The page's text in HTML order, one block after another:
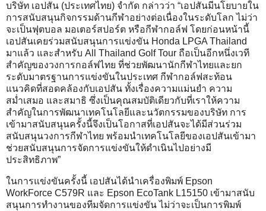
บริษัท เอปสัน (ประเทศไทย) จำกัด กล่าวว่า “เอปสันมีนโยบายใน
การสนับสนุนกิจกรรมด้านกีฬาอย่างต่อเนื่องในระดับโลก ไม่ว่า
จะเป็นฟุตบอล มอเตอร์สปอร์ต หรือกีฬากอล์ฟ โดยก่อนหน้านี้
เอปสันเคยร่วมสนับสนุนการแข่งขัน Honda LPGA Thailand
มาแล้ว และสำหรับ All Thailand Golf Tour ถือเป็นอีกหนึ่งเวที
สำคัญของวงการกอล์ฟไทย ที่ช่วยพัฒนานักกีฬาไทยและยก
ระดับมาตรฐานการแข่งขันในประเทศ กีฬากอล์ฟสะท้อน
แนวคิดที่สอดคล้องกับเอปสัน ทั้งเรื่องความแม่นยำ ความ
สม่ำเสมอ และสมาธิ ซึ่งเป็นคุณสมบัติเดียวกับที่เราให้ความ
สำคัญในการพัฒนาเทคโนโลยีและนวัตกรรมของบริษัท การ
เข้ามาสนับสนุนครั้งนี้จึงเป็นโอกาสที่เอปสันจะได้มีส่วนร่วม
สนับสนุนวงการกีฬาไทย พร้อมนำเทคโนโลยีของเอปสันเข้ามา
ช่วยสนับสนุนการจัดการแข่งขันให้ดำเนินไปอย่างมี
ประสิทธิภาพ”
ในการแข่งขันครั้งนี้ เอปสันได้นำเครื่องพิมพ์ Epson
WorkForce C579R และ Epson EcoTank L15150 เข้ามาสนับ
สนุนการทำงานของทีมจัดการแข่งขัน ไม่ว่าจะเป็นการพิมพ์